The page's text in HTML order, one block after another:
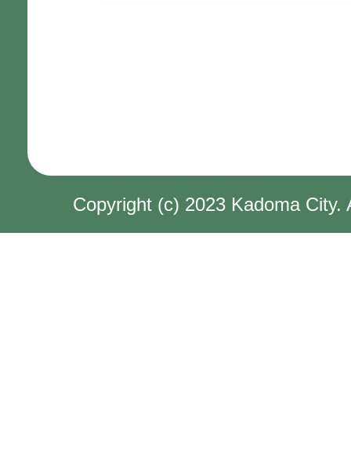
Copyright (c) 2023 Kadoma City.